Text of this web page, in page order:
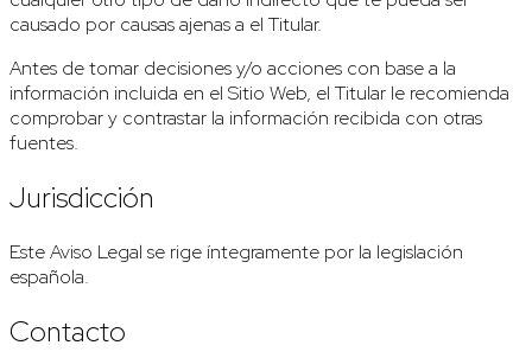
causado por causas ajenas a el Titular.
Antes de tomar decisiones y/o acciones con base a la
información incluida en el Sitio Web, el Titular le recomienda
comprobar y contrastar la información recibida con otras
fuentes.
Jurisdicción
Este Aviso Legal se rige íntegramente por la legislación
española.
Contacto